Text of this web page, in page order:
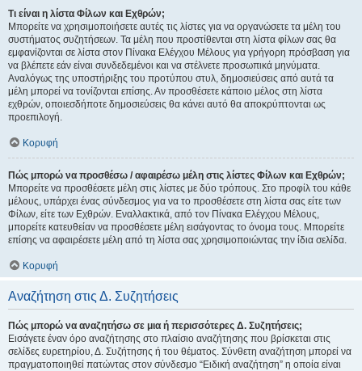
Τι είναι η λίστα Φίλων και Εχθρών;
Μπορείτε να χρησιμοποιήσετε αυτές τις λίστες για να οργανώσετε τα μέλη του
συστήματος συζητήσεων. Τα μέλη που προστίθενται στη λίστα φίλων σας θα
εμφανίζονται σε λίστα στον Πίνακα Ελέγχου Μέλους για γρήγορη πρόσβαση για
να βλέπετε εάν είναι συνδεδεμένοι και να στέλνετε προσωπικά μηνύματα.
Αναλόγως της υποστήριξης του προτύπου στυλ, δημοσιεύσεις από αυτά τα
μέλη μπορεί να τονίζονται επίσης. Αν προσθέσετε κάποιο μέλος στη λίστα
εχθρών, οποιεσδήποτε δημοσιεύσεις θα κάνει αυτό θα αποκρύπτονται ως
προεπιλογή.
Κορυφή
Πώς μπορώ να προσθέσω / αφαιρέσω μέλη στις λίστες Φίλων και Εχθρών;
Μπορείτε να προσθέσετε μέλη στις λίστες με δύο τρόπους. Στο προφίλ του κάθε
μέλους, υπάρχει ένας σύνδεσμος για να το προσθέσετε στη λίστα σας είτε των
Φίλων, είτε των Εχθρών. Εναλλακτικά, από τον Πίνακα Ελέγχου Μέλους,
μπορείτε κατευθείαν να προσθέσετε μέλη εισάγοντας το όνομα τους. Μπορείτε
επίσης να αφαιρέσετε μέλη από τη λίστα σας χρησιμοποιώντας την ίδια σελίδα.
Κορυφή
Αναζήτηση στις Δ. Συζητήσεις
Πώς μπορώ να αναζητήσω σε μια ή περισσότερες Δ. Συζητήσεις;
Εισάγετε έναν όρο αναζήτησης στο πλαίσιο αναζήτησης που βρίσκεται στις
σελίδες ευρετηρίου, Δ. Συζήτησης ή του θέματος. Σύνθετη αναζήτηση μπορεί να
πραγματοποιηθεί πατώντας στον σύνδεσμο “Ειδική αναζήτηση” η οποία είναι